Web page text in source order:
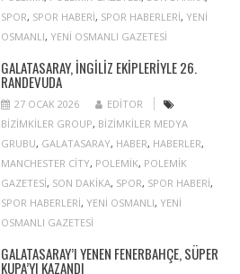
SPOR, SPOR HABERI, SPOR HABERLERI, YENI
OSMANLI, YENI OSMANLI GAZETESI
GALATASARAY, İNGILIZ EKIPLERIYLE 26.
RANDEVUDA
27 OCAK 2026
EDITOR
BIZIMKILER GROUP, BIZIMKILER MEDYA
GRUBU, GALATASARAY, HABER, HABERLER,
MANCHESTER CITY, POLEMIK, POLEMIK
GAZETESI, SON DAKIKA, SPOR, SPOR HABERI,
SPOR HABERLERI, YENI OSMANLI, YENI
OSMANLI GAZETESI
GALATASARAY’I YENEN FENERBAHÇE, SÜPER
KUPA’YI KAZANDI